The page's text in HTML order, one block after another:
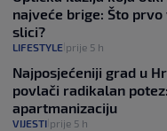
najveće brige: Što prvo
slici?
LIFESTYLE prije 5 h
Najposjećeniji grad u
povlači radikalan
apartmanizaciju
VIJESTI prije 5 h